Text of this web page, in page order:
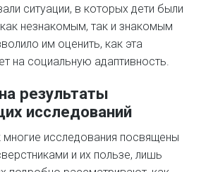
ситуации, в которых дети были
незнакомым, так и знакомым
им оценить, как эта
на социальную адаптивность.
результаты
исследований
многие исследования посвящены
и их пользе, лишь